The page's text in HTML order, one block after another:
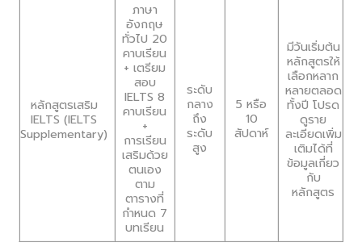
หลักสูตรเสริม
IELTS (IELTS
Supplementary)
ภาษา
อังกฤษ
ทั่วไป 20
คาบเรียน
+ เตรียม
สอบ
IELTS 8
คาบเรียน
+
การเรียน
เสริมด้วย
ตนเอง
ตาม
ตารางที่
กำหนด 7
บทเรียน
ระดับ
กลาง
ถึง
ระดับ
สูง
5 หรือ
10
สัปดาห์
มีวันเริ่มต้น
หลักสูตรให้
เลือกหลาก
หลายตลอด
ทั้งปี โปรด
ดูราย
ละเอียดเพิ่ม
เติมได้ที่
ข้อมูลเกี่ยว
กับ
หลักสูตร